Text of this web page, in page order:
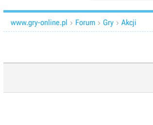
www.gry-online.pl  Forum  Gry  Akcji